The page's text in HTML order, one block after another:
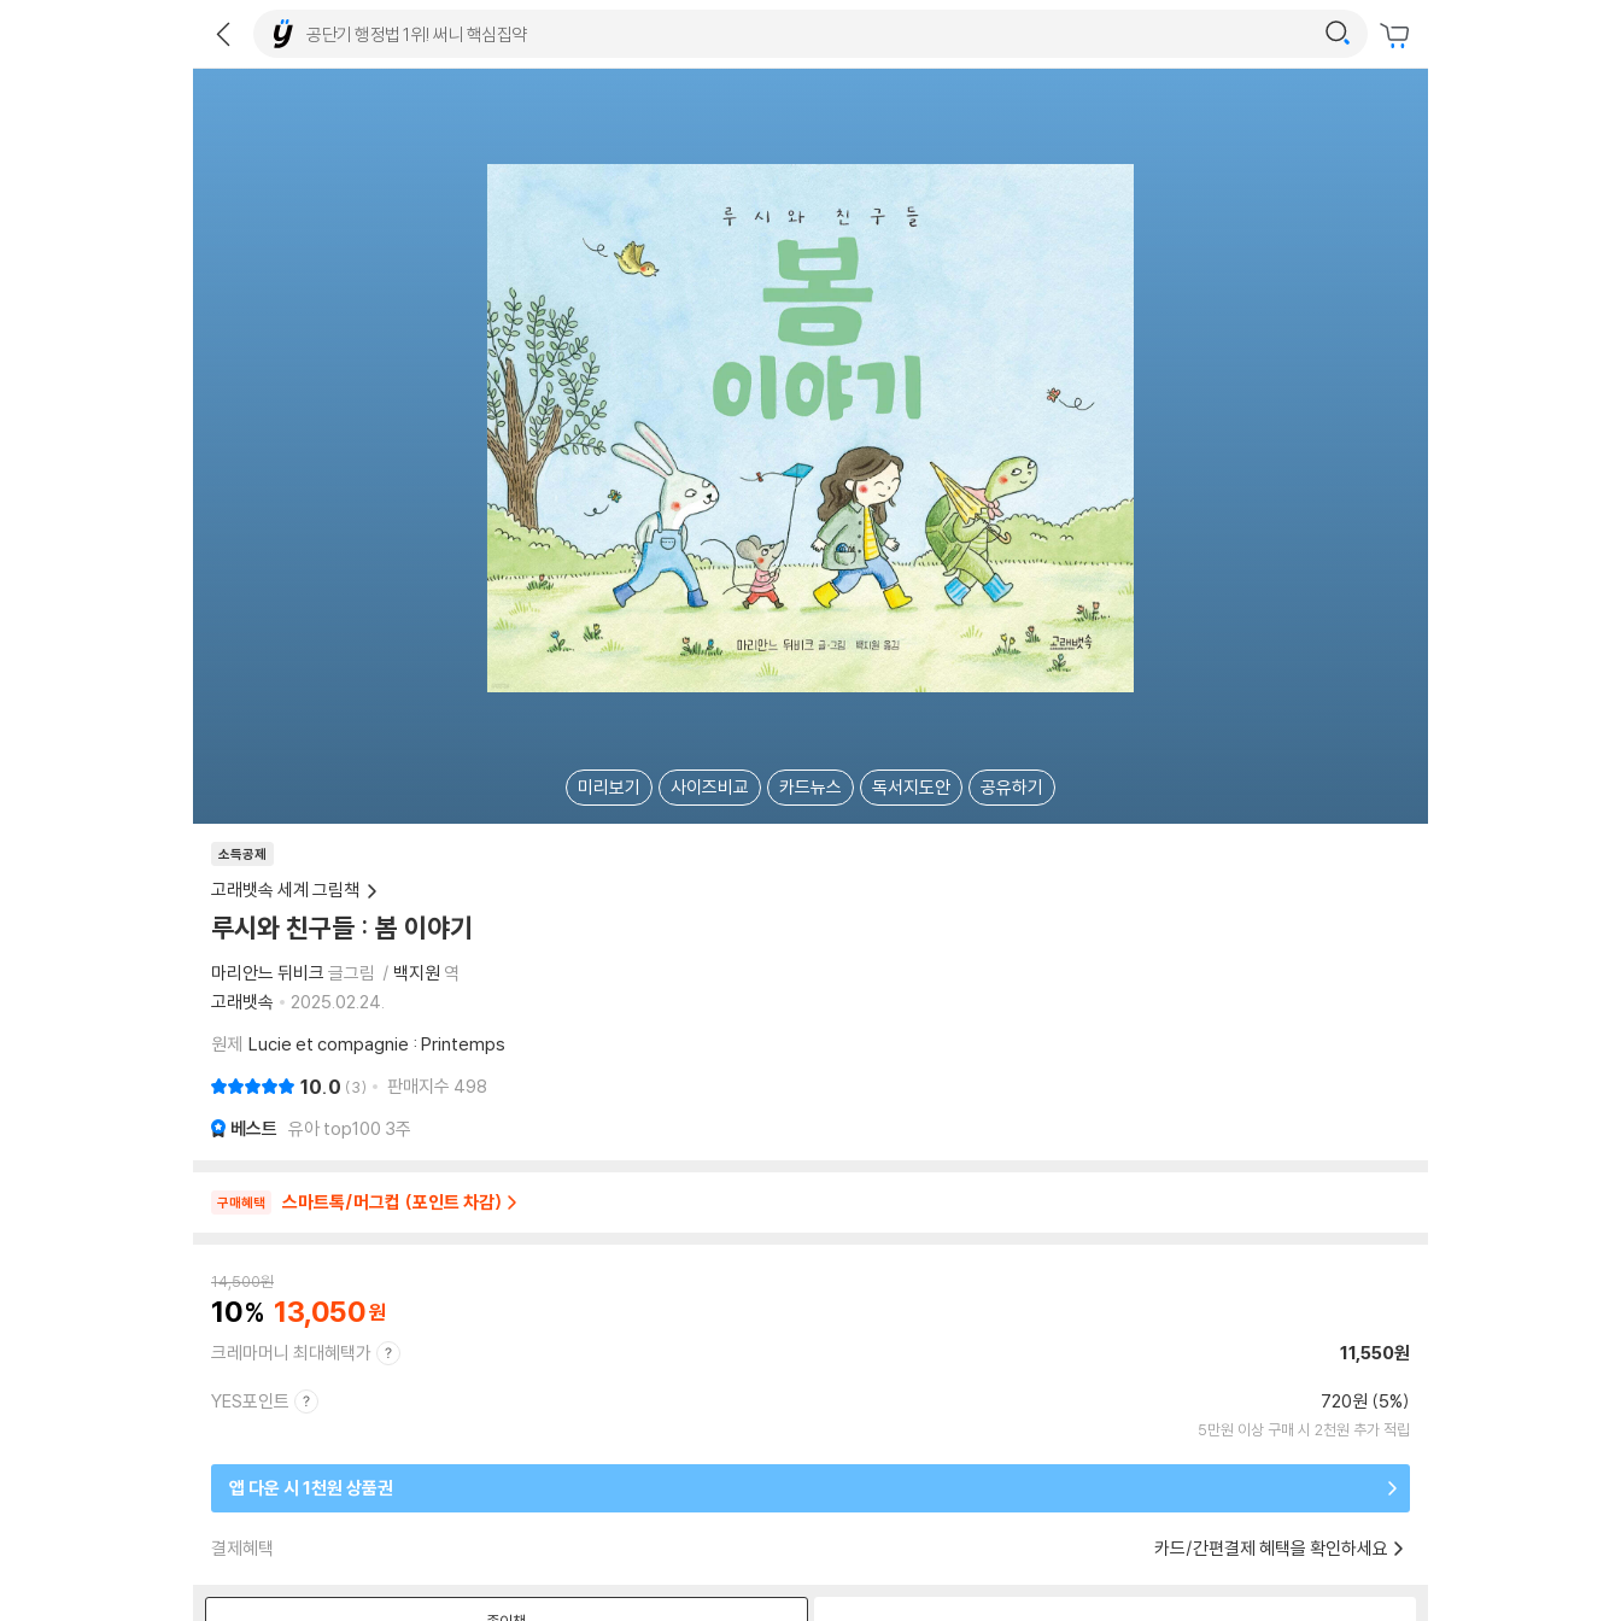
미리보기 사이즈비교 카드뉴스 독서지도안 공유하기
소득공제
고래뱃속 세계 그림책
루시와 친구들 : 봄 이야기
마리안느 뒤비크 글그림 백지원 역
고래뱃속
2025.02.24.
원제 Lucie et compagnie : Printemps
10.0 3 판매지수 498
베스트 유아 top100 3주
구매혜택 스마트톡/머그컵 (포인트 차감)
14,500원
10 13,050
크레마머니 최대혜택가 11,550원
YES포인트 720원 (5%)
5만원 이상 구매 시 2천원 추가 적립
앱 다운 시 1천원 상품권
결제혜택 카드/간편결제 혜택을 확인하세요